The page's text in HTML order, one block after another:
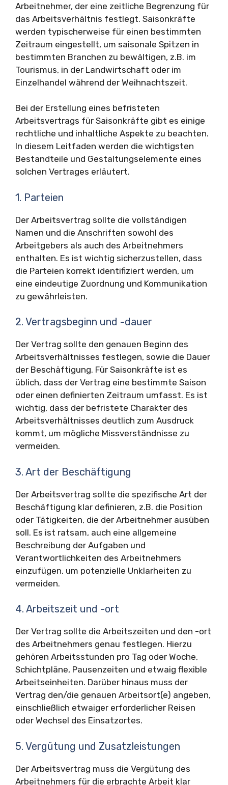
Arbeitnehmer, der eine zeitliche Begrenzung für
das Arbeitsverhältnis festlegt. Saisonkräfte
werden typischerweise für einen bestimmten
Zeitraum eingestellt, um saisonale Spitzen in
bestimmten Branchen zu bewältigen, z.B. im
Tourismus, in der Landwirtschaft oder im
Einzelhandel während der Weihnachtszeit.
Bei der Erstellung eines befristeten
Arbeitsvertrags für Saisonkräfte gibt es einige
rechtliche und inhaltliche Aspekte zu beachten.
In diesem Leitfaden werden die wichtigsten
Bestandteile und Gestaltungselemente eines
solchen Vertrages erläutert.
1. Parteien
Der Arbeitsvertrag sollte die vollständigen
Namen und die Anschriften sowohl des
Arbeitgebers als auch des Arbeitnehmers
enthalten. Es ist wichtig sicherzustellen, dass
die Parteien korrekt identifiziert werden, um
eine eindeutige Zuordnung und Kommunikation
zu gewährleisten.
2. Vertragsbeginn und -dauer
Der Vertrag sollte den genauen Beginn des
Arbeitsverhältnisses festlegen, sowie die Dauer
der Beschäftigung. Für Saisonkräfte ist es
üblich, dass der Vertrag eine bestimmte Saison
oder einen definierten Zeitraum umfasst. Es ist
wichtig, dass der befristete Charakter des
Arbeitsverhältnisses deutlich zum Ausdruck
kommt, um mögliche Missverständnisse zu
vermeiden.
3. Art der Beschäftigung
Der Arbeitsvertrag sollte die spezifische Art der
Beschäftigung klar definieren, z.B. die Position
oder Tätigkeiten, die der Arbeitnehmer ausüben
soll. Es ist ratsam, auch eine allgemeine
Beschreibung der Aufgaben und
Verantwortlichkeiten des Arbeitnehmers
einzufügen, um potenzielle Unklarheiten zu
vermeiden.
4. Arbeitszeit und -ort
Der Vertrag sollte die Arbeitszeiten und den -ort
des Arbeitnehmers genau festlegen. Hierzu
gehören Arbeitsstunden pro Tag oder Woche,
Schichtpläne, Pausenzeiten und etwaig flexible
Arbeitseinheiten. Darüber hinaus muss der
Vertrag den/die genauen Arbeitsort(e) angeben,
einschließlich etwaiger erforderlicher Reisen
oder Wechsel des Einsatzortes.
5. Vergütung und Zusatzleistungen
Der Arbeitsvertrag muss die Vergütung des
Arbeitnehmers für die erbrachte Arbeit klar